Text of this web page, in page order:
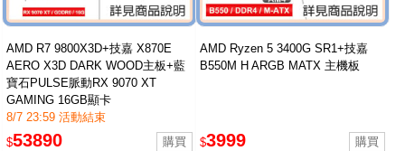
AMD R7 9800X3D+技嘉 X870E
AERO X3D DARK WOOD主板+藍
寶石PULSE脈動RX 9070 XT
GAMING 16GB顯卡
8/7 23:59 活動結束
$53890
AMD Ryzen 5 3400G SR1+技嘉
B550M H ARGB MATX 主機板
$3999